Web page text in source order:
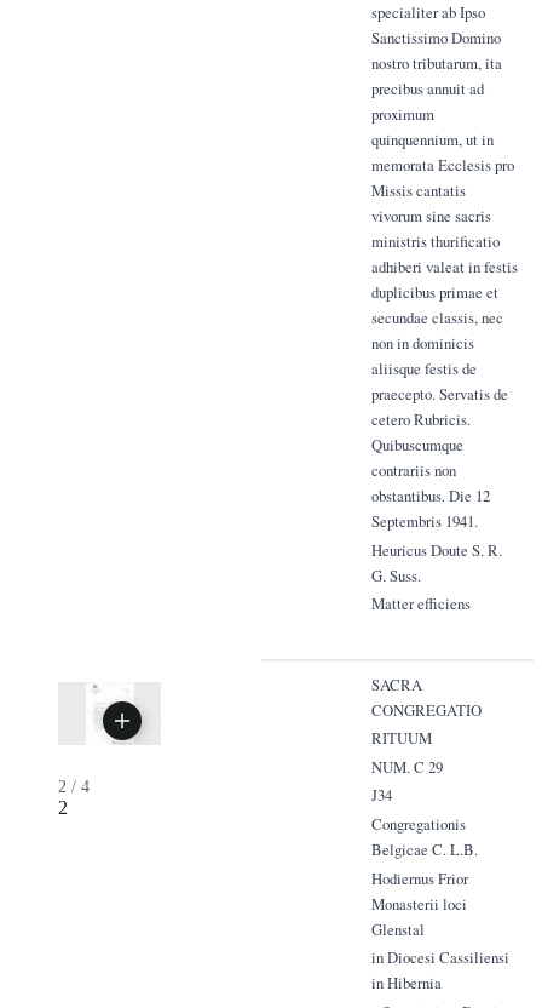
specialiter ab Ipso
Sanctissimo Domino
nostro tributarum, ita
precibus annuit ad
proximum
quinquennium, ut in
memorata Ecclesis pro
Missis cantatis
vivorum sine sacris
ministris thurificatio
adhiberi valeat in festis
duplicibus primae et
secundae classis, nec
non in dominicis
aliisque festis de
praecepto. Servatis de
cetero Rubricis.
Quibuscumque
contrariis non
obstantibus. Die 12
Septembris 1941.
Heuricus Doute S. R.
G. Suss.
Matter efficiens
2 / 4
2
SACRA
CONGREGATIO
RITUUM
NUM. C 29
J34
Congregationis
Belgicae C. L.B.
Hodiernus Frior
Monasterii loci
Glenstal
in Diocesi Cassiliensi
in Hibernia